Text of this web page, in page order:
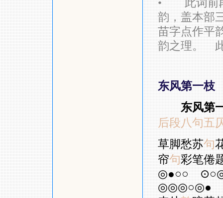
韵，盖本部
苗字点作平
韵之理。
东风第一枝
东风第
后段八句五
草脚愁苏句
帘句彩笔倦
◎●○○
◎◎◎○◎●